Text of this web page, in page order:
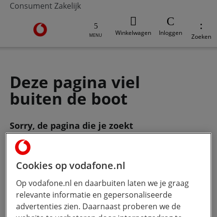
Consument Zakelijk
Ga naar de Vodafone homepage
MENU Winkelwagen Inloggen Zoeken
Deze pagina viel
buiten de boot
Sorry, de pagina die je zoekt
bestaat
niet meer. Gebruik de zoekbalk
om je vraag te stellen.
Wat wil je weten?Hoe meer jij
typt, hoe beter onze Ai werkt.
Cookies op vodafone.nl
Op vodafone.nl en daarbuiten laten we je graag
relevante informatie en gepersonaliseerde
advertenties zien. Daarnaast proberen we de